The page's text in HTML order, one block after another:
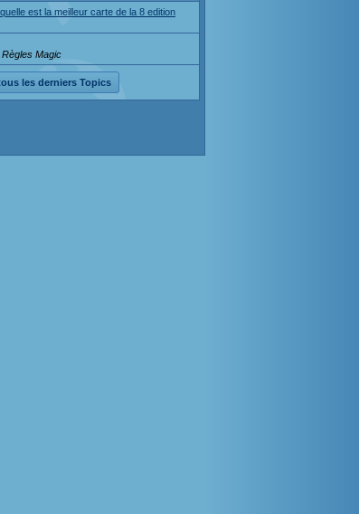
est la meilleur carte de la 8 edition
Magic
les derniers Topics